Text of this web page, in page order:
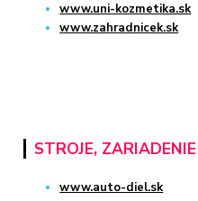
www.uni-kozmetika.sk
www.zahradnicek.sk
STROJE, ZARIADENIE
www.auto-diel.sk